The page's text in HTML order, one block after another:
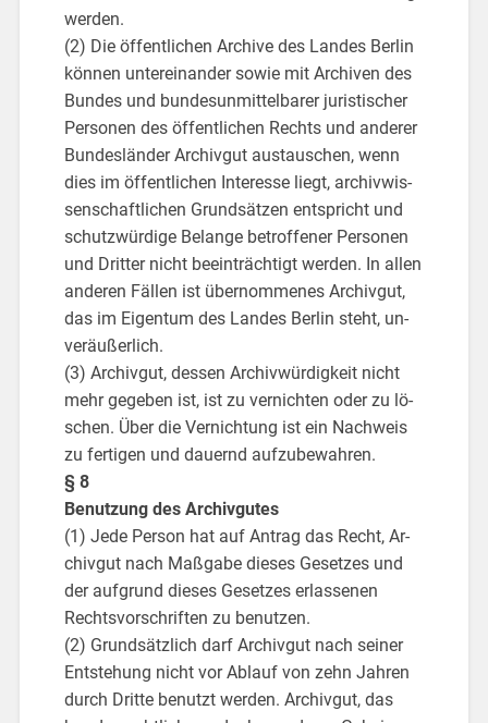
wer­den.
(2) Die öf­fent­li­chen Ar­chi­ve des Lan­des Ber­lin
kön­nen un­ter­ein­an­der sowie mit Ar­chi­ven des
Bun­des und bun­des­un­mit­tel­ba­rer ju­ris­ti­scher
Per­so­nen des öf­fent­li­chen Rechts und an­de­rer
Bun­des­län­der Ar­chiv­gut aus­tau­schen, wenn
dies im öf­fent­li­chen In­ter­es­se liegt, ar­chiv­wis­
sen­schaft­li­chen Grund­sät­zen ent­spricht und
schutz­wür­di­ge Be­lan­ge be­trof­fe­ner Per­so­nen
und Drit­ter nicht be­ein­träch­tigt wer­den. In allen
an­de­ren Fäl­len ist über­nom­me­nes Ar­chiv­gut,
das im Ei­gen­tum des Lan­des Ber­lin steht, un­
ver­äu­ßer­lich.
(3) Ar­chiv­gut, des­sen Ar­chiv­wür­dig­keit nicht
mehr ge­ge­ben ist, ist zu ver­nich­ten oder zu lö­
schen. Über die Ver­nich­tung ist ein Nach­weis
zu fer­ti­gen und dau­ernd auf­zu­be­wah­ren.
§ 8
Be­nut­zung des Ar­chiv­gu­tes
(1) Jede Per­son hat auf An­trag das Recht, Ar­
chiv­gut nach Maß­ga­be die­ses Ge­set­zes und
der auf­grund die­ses Ge­set­zes er­las­se­nen
Rechts­vor­schrif­ten zu be­nut­zen.
(2) Grund­sätz­lich darf Ar­chiv­gut nach sei­ner
Ent­ste­hung nicht vor Ab­lauf von zehn Jah­ren
durch Drit­te be­nutzt wer­den. Ar­chiv­gut, das